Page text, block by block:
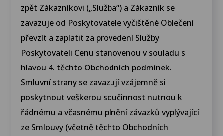
zpět Zákazníkovi („Služba“) a Zákazník se
zavazuje od Poskytovatele vyčištěné Oblečení
převzít a zaplatit za provedení Služby
Poskytovateli Cenu stanovenou v souladu s
hlavou 4. těchto Obchodních podmínek.
Smluvní strany se zavazují vzájemně si
poskytnout veškerou součinnost nutnou k
řádnému a včasnému plnění závazků vyplývající
ze Smlouvy (včetně těchto Obchodních